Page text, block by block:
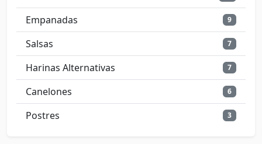
Empanadas 9
Salsas 7
Harinas Alternativas 7
Canelones 6
Postres 3